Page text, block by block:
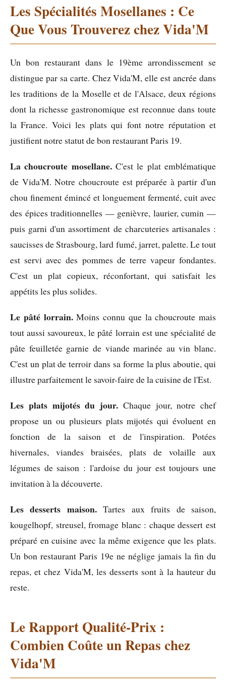
Les Spécialités Mosellanes : Ce
Que Vous Trouverez chez Vida'M
Un bon restaurant dans le 19ème arrondissement se
distingue par sa carte. Chez Vida'M, elle est ancrée dans
les traditions de la Moselle et de l'Alsace, deux régions
dont la richesse gastronomique est reconnue dans toute
la France. Voici les plats qui font notre réputation et
justifient notre statut de bon restaurant Paris 19.
La choucroute mosellane.C'est le plat emblématique
de Vida'M. Notre choucroute est préparée à partir d'un
chou finement émincé et longuement fermenté, cuit avec
des épices traditionnelles — genièvre, laurier, cumin —
puis garni d'un assortiment de charcuteries artisanales :
saucisses de Strasbourg, lard fumé, jarret, palette. Le tout
est servi avec des pommes de terre vapeur fondantes.
C'est un plat copieux, réconfortant, qui satisfait les
appétits les plus solides.
Le pâté lorrain.Moins connu que la choucroute mais
tout aussi savoureux, le pâté lorrain est une spécialité de
pâte feuilletée garnie de viande marinée au vin blanc.
C'est un plat de terroir dans sa forme la plus aboutie, qui
illustre parfaitement le savoir-faire de la cuisine de l'Est.
Les plats mijotés du jour. Chaque jour, notre chef
propose un ou plusieurs plats mijotés qui évoluent en
fonction de la saison et de l'inspiration. Potées
hivernales, viandes braisées, plats de volaille aux
légumes de saison : l'ardoise du jour est toujours une
invitation à la découverte.
Les desserts maison.Tartes aux fruits de saison,
kougelhopf, streusel, fromage blanc : chaque dessert est
préparé en cuisine avec la même exigence que les plats.
Un bon restaurant Paris 19e ne néglige jamais la fin du
repas, et chez Vida'M, les desserts sont à la hauteur du
reste.
Le Rapport Qualité-Prix :
Combien Coûte un Repas chez
Vida'M